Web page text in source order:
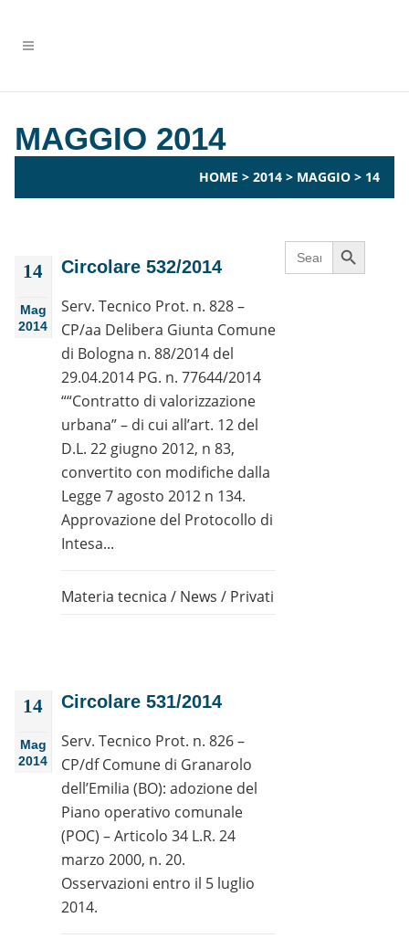
MAGGIO 2014
HOME > 2014 > MAGGIO > 14
14
Mag
2014
Circolare 532/2014
Serv. Tecnico Prot. n. 828 –
CP/aa Delibera Giunta Comune
di Bologna n. 88/2014 del
29.04.2014 PG. n. 77644/2014
““Contratto di valorizzazione
urbana” – di cui all’art. 12 del
D.L. 22 giugno 2012, n 83,
convertito con modifiche dalla
Legge 7 agosto 2012 n 134.
Approvazione del Protocollo di
Intesa...
Materia tecnica / News / Privati
14
Mag
2014
Circolare 531/2014
Serv. Tecnico Prot. n. 826 –
CP/df Comune di Granarolo
dell’Emilia (BO): adozione del
Piano operativo comunale
(POC) – Articolo 34 L.R. 24
marzo 2000, n. 20.
Osservazioni entro il 5 luglio
2014.
Search
for:
Search Button